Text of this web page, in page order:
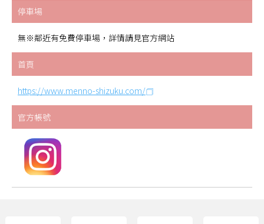
停車場
無※鄰近有免費停車場，詳情請見官方網站
首頁
https://www.menno-shizuku.com/
官方帳號